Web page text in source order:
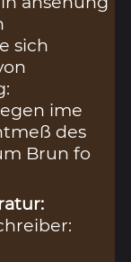
sich
ime
des
Brun fo